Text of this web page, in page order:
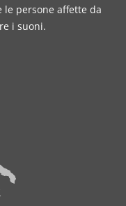
persone affette da
i suoni.